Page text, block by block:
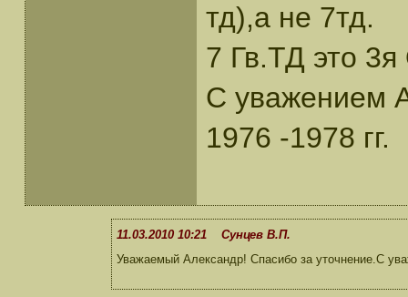
тд),а не 7тд.
7 Гв.ТД это
С уважением
1976 -1978 гг.
11.03.2010 10:21 Сунцев В.П.
Уважаемый Александр! Спасибо за уточнение.С